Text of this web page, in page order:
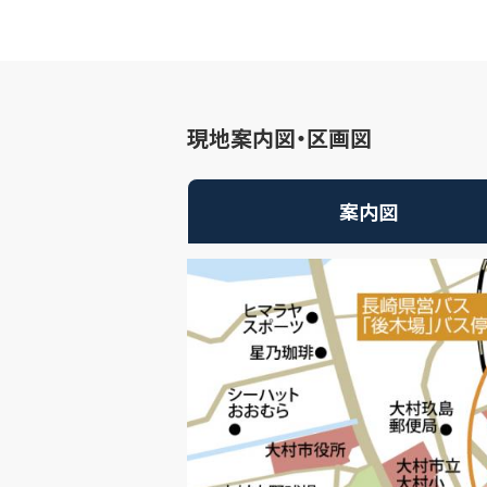
現地案内図・区画図
案内図